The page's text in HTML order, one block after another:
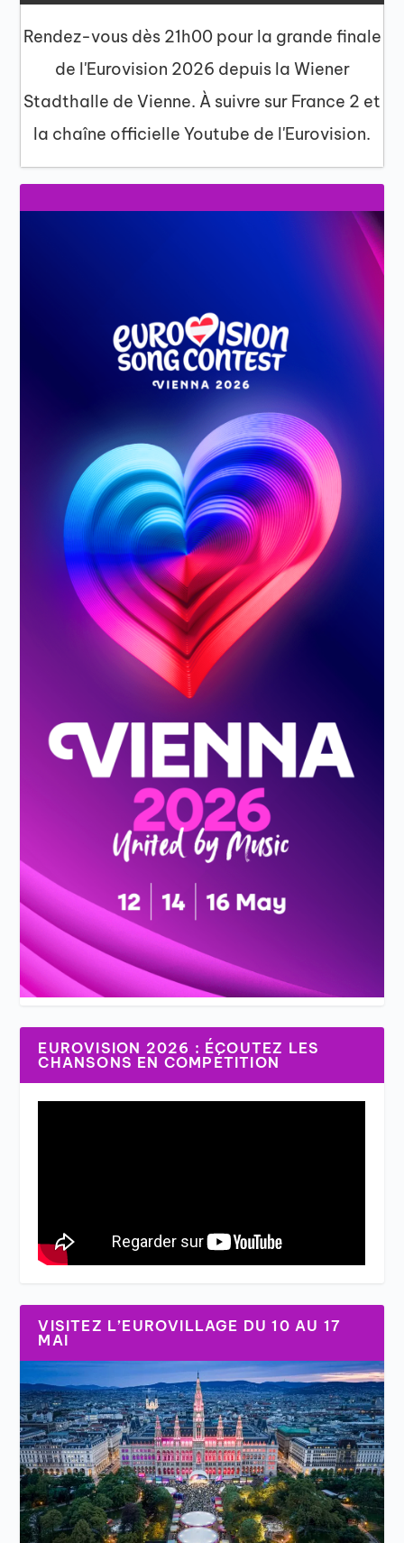
Rendez-vous dès 21h00 pour la grande finale
de l'Eurovision 2026 depuis la Wiener
Stadthalle de Vienne. À suivre sur France 2 et
la chaîne officielle Youtube de l'Eurovision.
EUROVISION 2026 : ÉCOUTEZ LES
CHANSONS EN COMPÉTITION
VISITEZ L’EUROVILLAGE DU 10 AU 17
MAI